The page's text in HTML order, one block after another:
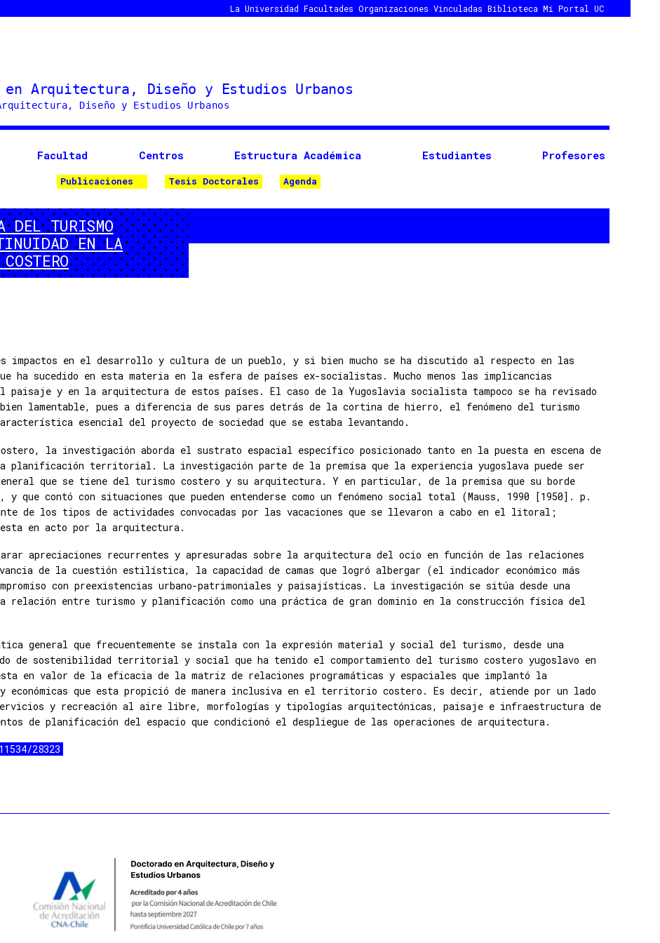
La Universidad Facultades Organizaciones Vinculadas Biblioteca Mi Portal UC
Facultad Centros Estructura Académica Estudiantes Profesores
Publicaciones Tesis Doctorales Agenda
DEL TURISMO
EN LA
impactos en el desarrollo y cultura de un pueblo, y si bien mucho se ha discutido al respecto en las
ha sucedido en esta materia en la esfera de países ex-socialistas. Mucho menos las implicancias
paisaje y en la arquitectura de estos países. El caso de la Yugoslavia socialista tampoco se ha revisado
lamentable, pues a diferencia de sus pares detrás de la cortina de hierro, el fenómeno del turismo
esencial del proyecto de sociedad que se estaba levantando.
la investigación aborda el sustrato espacial específico posicionado tanto en la puesta en escena de
planificación territorial. La investigación parte de la premisa que la experiencia yugoslava puede ser
que se tiene del turismo costero y su arquitectura. Y en particular, de la premisa que su borde
que contó con situaciones que pueden entenderse como un fenómeno social total (Mauss, 1990 [1950]. p.
de los tipos de actividades convocadas por las vacaciones que se llevaron a cabo en el litoral;
en acto por la arquitectura.
apreciaciones recurrentes y apresuradas sobre la arquitectura del ocio en función de las relaciones
de la cuestión estilística, la capacidad de camas que logró albergar (el indicador económico más
con preexistencias urbano-patrimoniales y paisajísticas. La investigación se sitúa desde una
relación entre turismo y planificación como una práctica de gran dominio en la construcción física del
general que frecuentemente se instala con la expresión material y social del turismo, desde una
de sostenibilidad territorial y social que ha tenido el comportamiento del turismo costero yugoslavo en
en valor de la eficacia de la matriz de relaciones programáticas y espaciales que implantó la
que esta propició de manera inclusiva en el territorio costero. Es decir, atiende por un lado
y recreación al aire libre, morfologías y tipologías arquitectónicas, paisaje e infraestructura de
de planificación del espacio que condicionó el despliegue de las operaciones de arquitectura.
28323